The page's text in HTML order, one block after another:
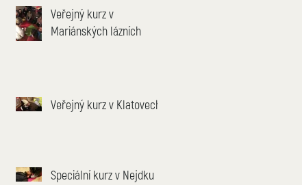
Veřejný kurz v
Mariánských lázních
Veřejný kurz v Klatovech
Speciální kurz v Nejdku